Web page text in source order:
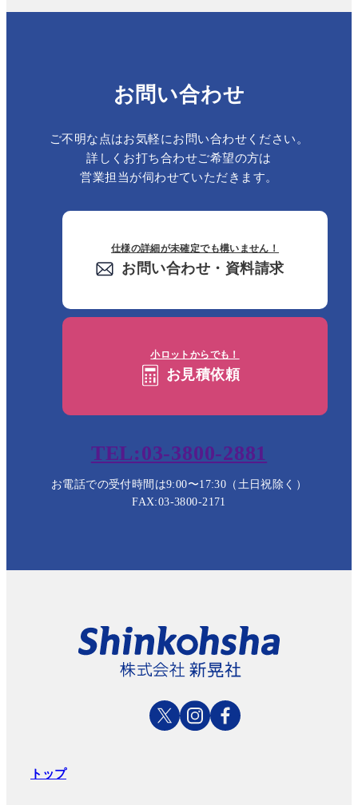
お問い合わせ
ご不明な点はお気軽にお問い合わせください。
詳しくお打ち合わせご希望の方は
営業担当が伺わせていただきます。
仕様の詳細が未確定でも構いません！
お問い合わせ・資料請求
小ロットからでも！
お見積依頼
TEL:03-3800-2881
お電話での受付時間は9:00〜17:30（土日祝除く）
FAX:03-3800-2171
トップ